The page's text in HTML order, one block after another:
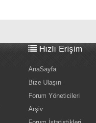
Hızlı Erişim
AnaSayfa
Bize Ulaşın
Forum Yöneticileri
Arşiv